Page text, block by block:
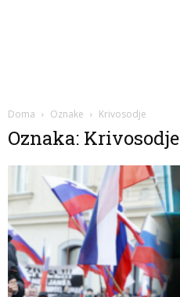
Doma Oznake Krivosodje
Oznaka: Krivosodje